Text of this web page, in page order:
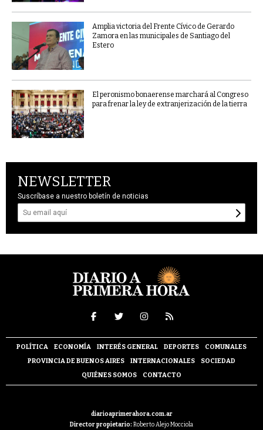
Amplia victoria del Frente Cívico de Gerardo
Zamora en las municipales de Santiago del
Estero
El peronismo bonaerense marchará al Congreso
para frenar la ley de extranjerización de la tierra
NEWSLETTER
Suscríbase a nuestro boletín de noticias
POLÍTICA ECONOMÍA INTERÉS GENERAL DEPORTES
COMUNALES
PROVINCIA DE BUENOS AIRES
INTERNACIONALES
SOCIEDAD
QUIÉNES SOMOS
CONTACTO
diarioaprimerahora.com.ar
Director propietario: Roberto Alejo Mocciola